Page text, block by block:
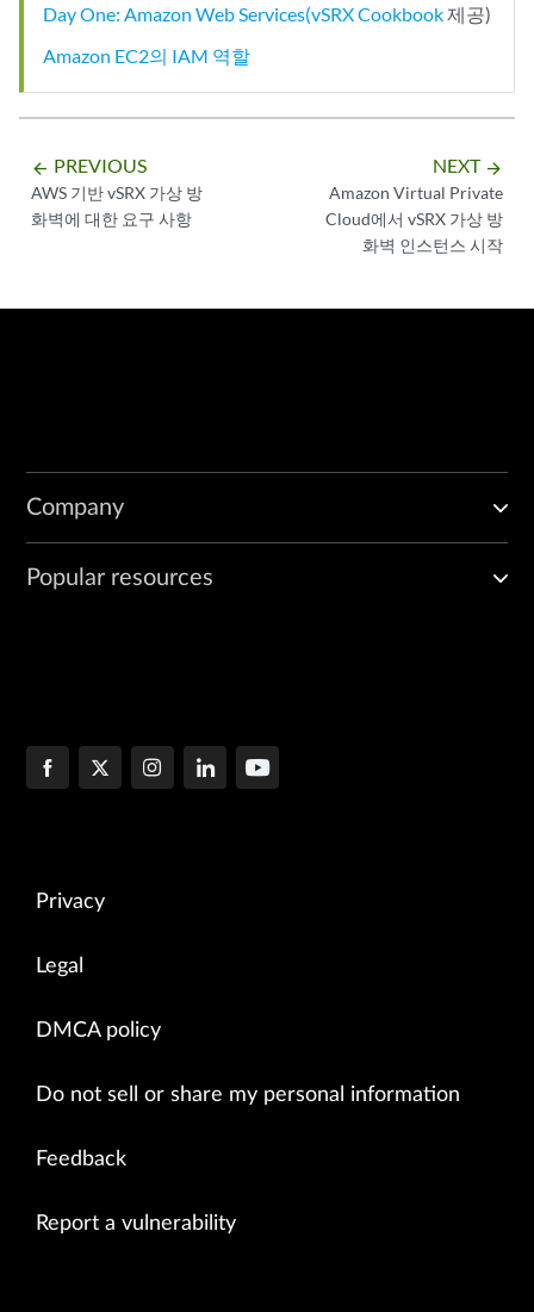
Day One: Amazon Web Services(vSRX Cookbook제공)
Amazon EC2의 IAM 역할
arrow_backward PREVIOUS
AWS 기반 vSRX 가상 방
화벽에 대한 요구 사항
NEXT arrow_forward
Amazon Virtual Private
Cloud에서 vSRX 가상 방
화벽 인스턴스 시작
Company
Popular resources
Privacy
Legal
DMCA policy
Do not sell or share my personal information
Feedback
Report a vulnerability